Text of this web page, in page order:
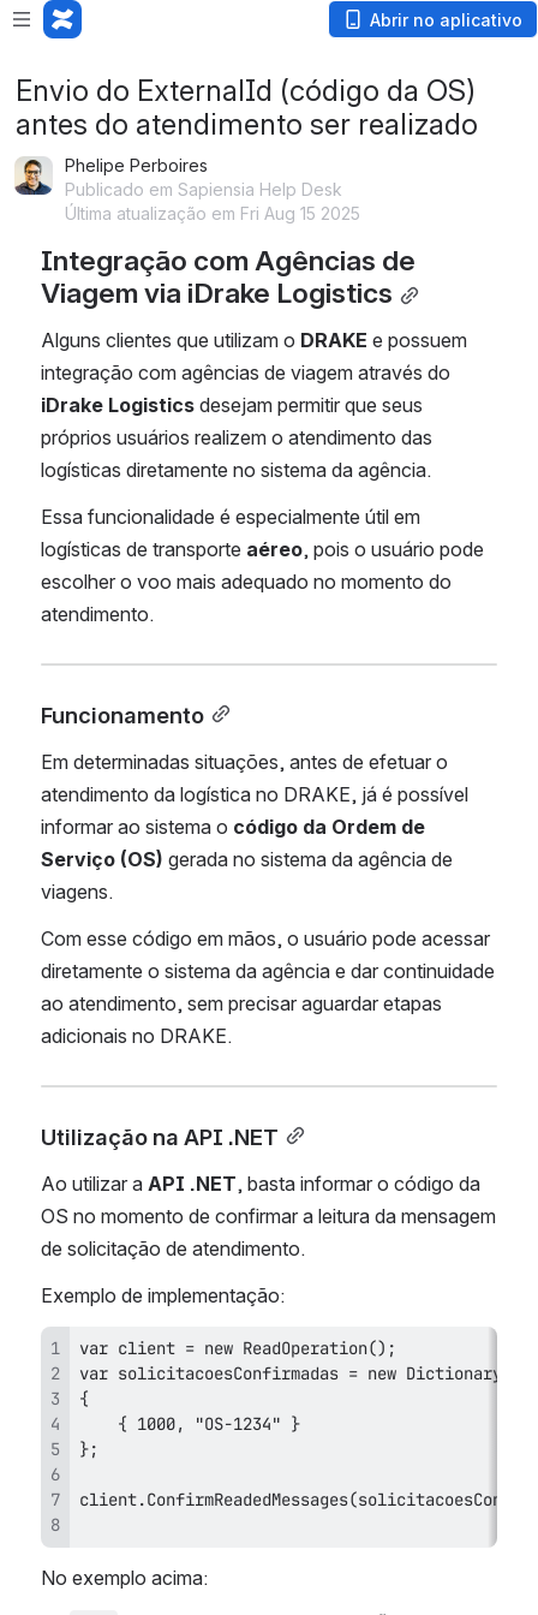
Abrir no aplicativo
Envio do ExternalId (código da OS)
antes do atendimento ser realizado
Phelipe Perboires
Publicado em Sapiensia Help Desk
Última atualização em Fri Aug 15 2025
Integração com Agências de
Viagem via iDrake Logistics
Alguns clientes que utilizam o DRAKE e possuem
iDrake Logistics desejam permitir que seus
próprios usuários realizem o atendimento das
logísticas diretamente no sistema da agência.
Essa funcionalidade é especialmente útil em
logísticas de transporte aéreo, pois o usuário pode
escolher o voo mais adequado no momento do
atendimento.
Funcionamento
Em determinadas situações, antes de efetuar o
atendimento da logística no DRAKE, já é possível
informar ao sistema o código da Ordem de
Serviço (OS) gerada no sistema da agência de
viagens.
Com esse código em mãos, o usuário pode acessar
diretamente o sistema da agência e dar continuidade
ao atendimento, sem precisar aguardar etapas
adicionais no DRAKE.
Utilização na API .NET
Ao utilizar a API .NET, basta informar o código da
OS no momento de confirmar a leitura da mensagem
de solicitação de atendimento.
Exemplo de implementação:
No exemplo acima: